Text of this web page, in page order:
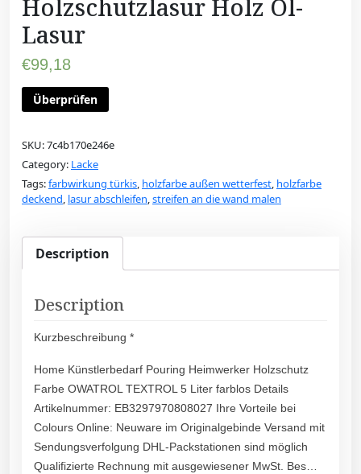
Holzschutzlasur Holz Öl-
Lasur
€99,18
Überprüfen
SKU:7c4b170e246e
Category: Lacke
Tags:farbwirkung türkis, holzfarbe außen wetterfest, holzfarbe
deckend, lasur abschleifen,streifen an die wand malen
Description
Description
Kurzbeschreibung *
Home Künstlerbedarf Pouring Heimwerker Holzschutz
Farbe OWATROL TEXTROL 5 Liter farblos Details
Artikelnummer: EB3297970808027 Ihre Vorteile bei
Colours Online: Neuware im Originalgebinde Versand mit
Sendungsverfolgung DHL-Packstationen sind möglich
Qualifizierte Rechnung mit ausgewiesener MwSt. Bes…